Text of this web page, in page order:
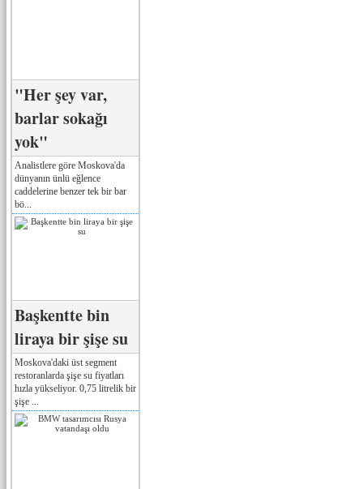
"Her şey var,
barlar sokağı
yok"
Analistlere göre Moskova'da
dünyanın ünlü eğlence
caddelerine benzer tek bir bar
bö...
Başkentte bin
liraya bir şişe su
Moskova'daki üst segment
restoranlarda şişe su fiyatları
hızla yükseliyor. 0,75 litrelik bir
şişe ...